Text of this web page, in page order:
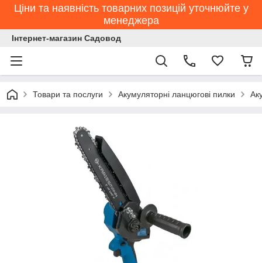
Ціни та наявність товарних позицій уточнюйте у
менеджера
Інтернет-магазин Садовод
Товари та послуги Акумуляторні ланцюгові пилки